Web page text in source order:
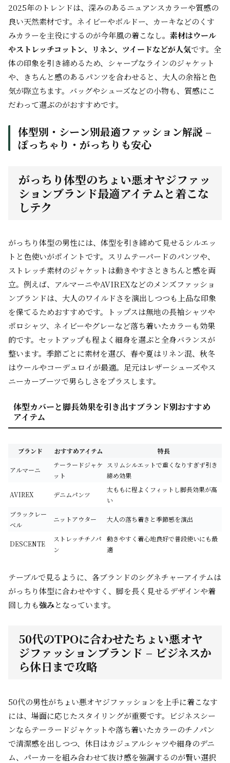
2025年のトレンドは、深みのあるニュアンスカラーや質感の
良い天然素材です。ネイビーやボルドー、カーキなどのくす
みカラーを主役にするのが今年風の着こなし。 素材はウール
やストレッチコットン、リネン、ツイードなどが人気です。全
体の印象を引き締めるため、シャープなラインのジャケット
や、きちんと感のあるパンツを合わせると、大人の余裕と色
気が際立ちます。バッグやシューズなどの小物も、質感にこ
だわって選ぶのがおすすめです。
体型別・シーン別最適ファッション解説 –
ぽっちゃり・がっちりも安心
がっちり体型のちょい悪オヤジファッ
ションブランド最適アイテムと着こな
しテク
がっちり体型の男性には、体型を引き締めて見せるシルエッ
トと色使いがポイントです。スリムテーパードのパンツや、
ストレッチ素材のジャケットは動きやすさときちんと感を両
立。例えば、アルマーニやAVIREXなどのメンズファッショ
ンブランドは、大人のワイルドさを演出しつつも上品な印象
を保てるためおすすめです。トップスは無地の長袖シャツや
ポロシャツ、ネイビーやグレーなど落ち着いたカラーも効果
的です。セットアップも程よく細身を選ぶと全身バランスが
整います。季節ごとに素材を選び、春や夏はリネン混、秋冬
はウールやコーデュロイが最適。足元はレザーシューズやス
ニーカーブーツで男らしさをプラスします。
体型カバーと脚長効果を引き出すブランド別おすすめ
アイテム
ブランド おすすめアイテム 特長
アルマーニ
テーラードジャケ
ット
スリムシルエットで重くなりすぎず引き
締め効果
AVIREX デニムパンツ
太ももに程よくフィットし脚長効果が高
い
ブラックレー
ベル
ニットアウター 大人の落ち着きと季節感を演出
DESCENTE
ストレッチチノパ
ン
動きやすく着心地良好で普段使いにも最
適
テーブルで見るように、各ブランドのシグネチャーアイテムは
がっちり体型に合わせやすく、脚を長く見せるデザインや着
回し力も強みとなっています。
50代のTPOに合わせたちょい悪オヤ
ジファッションブランド – ビジネスか
ら休日まで攻略
50代の男性がちょい悪オヤジファッションを上手に着こなす
には、場面に応じたスタイリングが重要です。ビジネスシー
ンならテーラードジャケットや落ち着いたカラーのチノパン
で清潔感を出しつつ、休日はカジュアルシャツや細身のデニ
ム、パーカーを組み合わせて抜け感を強調するのが賢い選択